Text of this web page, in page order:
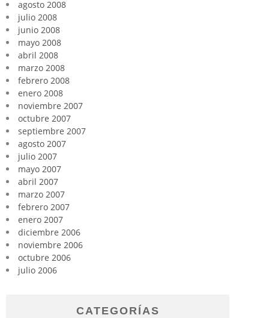
agosto 2008
julio 2008
junio 2008
mayo 2008
abril 2008
marzo 2008
febrero 2008
enero 2008
noviembre 2007
octubre 2007
septiembre 2007
agosto 2007
julio 2007
mayo 2007
abril 2007
marzo 2007
febrero 2007
enero 2007
diciembre 2006
noviembre 2006
octubre 2006
julio 2006
CATEGORÍAS